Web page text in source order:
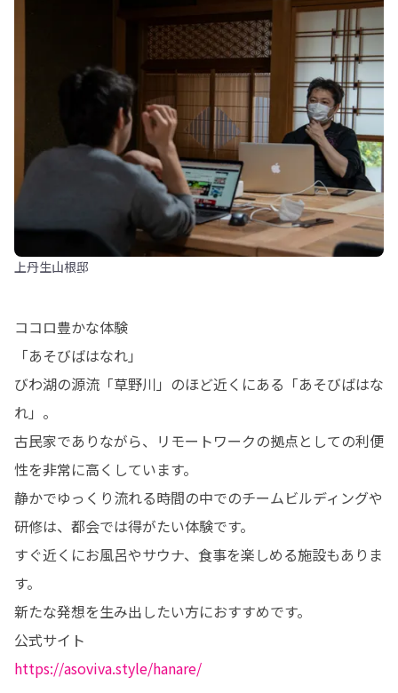
上丹生山根邸
ココロ豊かな体験
「あそびばはなれ」
びわ湖の源流「草野川」のほど近くにある「あそびばはな
れ」。
古民家でありながら、リモートワークの拠点としての利便
性を非常に高くしています。
静かでゆっくり流れる時間の中でのチームビルディングや
研修は、都会では得がたい体験です。
すぐ近くにお風呂やサウナ、食事を楽しめる施設もありま
す。
新たな発想を生み出したい方におすすめです。
https://asoviva.style/hanare/